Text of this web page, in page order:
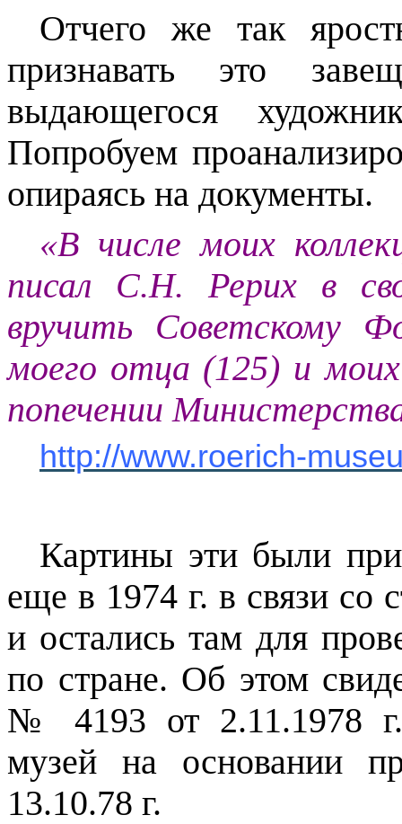
Отчего же так
признавать это
выдающегося
Попробуем
опираясь на документы.
«В числе моих
писал С.Н. Рерих в
вручить Советскому
моего отца (125) и
попечении
http://www.roerich-
Картины эти были
еще в 1974 г. в связи со
и остались там для
по стране. Об этом
№ 4193 от 2.11.1978 г.
музей на
13.10.78 г.